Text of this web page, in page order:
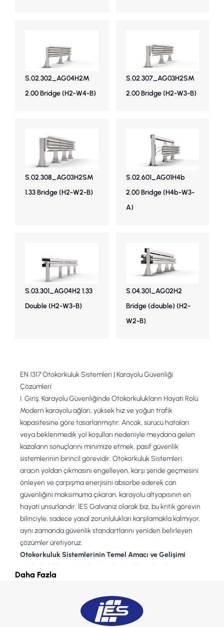
S.02.302_AG04H2M
2.00 Bridge (H2-W4-B)
S.02.307_AG03H2SM
2.00 Bridge (H2-W3-B)
S.02.308_AG03H2SM
1.33 Bridge (H2-W2-B)
S.02.601_AG01H4b
2.00 Bridge (H4b-W3-
A)
S.03.301_AG04H2 1.33
Double (H2-W3-B)
S.04.301_AG02H2
Bridge (double) (H2-
W2-B)
EN 1317 Otokorkuluk Sistemleri | Karayolu Güvenliği
Çözümleri
I. Giriş: Karayolu Güvenliğinde Otokorkulukların Hayati Rolü
Modern karayolu ağları, yüksek hız ve yoğun trafik
kapasitesine göre tasarlanmıştır. Ancak, sürücü hataları
veya beklenmedik yol koşulları nedeniyle meydana gelen
kazaların sonuçlarını minimize etmek, pasif güvenlik
sistemlerinin birincil görevidir. Otokorkuluk Sistemleri,
aracın yoldan çıkmasını engelleyen, karşı şeride geçmesini
önleyen ve çarpışma enerjisini absorbe ederek can
güvenliğini maksimuma çıkaran, karayolu altyapısının en
hayati unsurlarıdır. İES Galvaniz olarak biz, bu kritik görevin
bilinciyle, sadece yasal zorunlulukları karşılamakla kalmıyor,
aynı zamanda güvenlik standartlarını yeniden belirleyen
çözümler üretiyoruz.
Otokorkuluk Sistemlerinin Temel Amacı ve Gelişimi
Otokorkulukların temel amacı, kontrolden çıkan bir aracı
minimum hasarla ve maksimum tutuculukla yolda tutmak ve
Günümüzde performans, çarpışma anındaki yolcu
üzerindeki etki (şiddet seviyesi) ile ölçülmektedir.
Daha Fazla